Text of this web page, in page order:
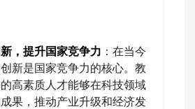
，提升国家竞争力 ：在当今
新是国家竞争力的核心。教
高素质人才能够在科技领域
果，推动产业升级和经济发